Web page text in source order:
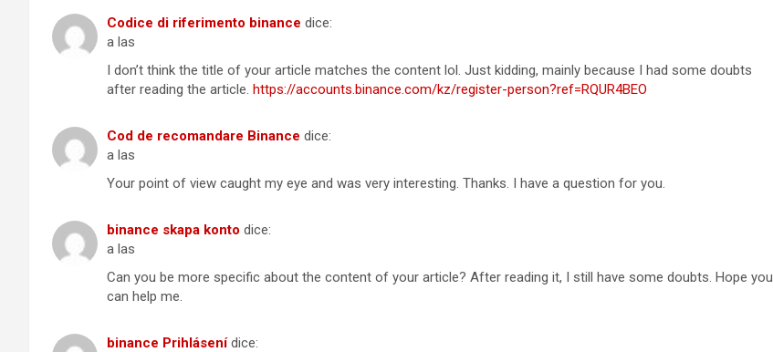
Codice di riferimento binance dice:
a las
I don’t think the title of your article matches the content lol. Just kidding, mainly because I had some doubts
after reading the article. https://accounts.binance.com/kz/register-person?ref=RQUR4BEO
Cod de recomandare Binance dice:
a las
Your point of view caught my eye and was very interesting. Thanks. I have a question for you.
binance skapa konto dice:
a las
Can you be more specific about the content of your article? After reading it, I still have some doubts. Hope you
can help me.
binance Prihlásení dice: